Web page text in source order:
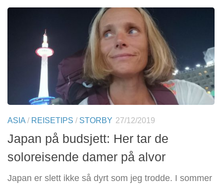
ASIA / REISETIPS / STORBY 27/12/2019
Japan på budsjett: Her tar de
soloreisende damer på alvor
Japan er slett ikke så dyrt som jeg trodde. I sommer